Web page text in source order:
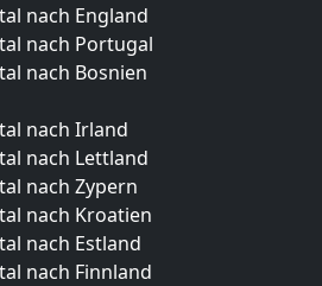
nach England
nach Portugal
nach Bosnien
nach Irland
nach Lettland
nach Zypern
nach Kroatien
nach Estland
nach Finnland